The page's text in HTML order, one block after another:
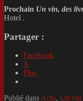
Prochain Un vin, des
Hotel .
Partager :
Facebook
X
Plus
Publié dansActu, Un vin